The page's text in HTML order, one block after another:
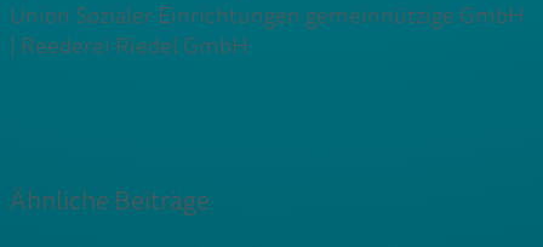
Union Sozialer Einrichtungen gemeinnützige GmbH
| Reederei Riedel GmbH
Ähnliche Beiträge